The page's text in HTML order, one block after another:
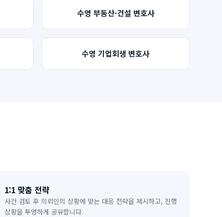
수영 부동산·건설 변호사
수영 기업회생 변호사
1:1 맞춤 전략
사건 검토 후 의뢰인의 상황에 맞는 대응 전략을 제시하고, 진행
상황을 투명하게 공유합니다.